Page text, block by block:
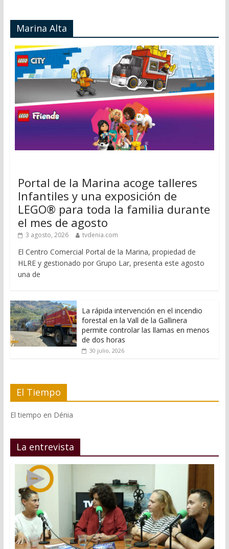
Marina Alta
Portal de la Marina acoge talleres
Infantiles y una exposición de
LEGO® para toda la familia durante
el mes de agosto
3 agosto, 2026 tvdenia.com
El Centro Comercial Portal de la Marina, propiedad de
HLRE y gestionado por Grupo Lar, presenta este agosto
una de
La rápida intervención en el incendio
forestal en la Vall de la Gallinera
permite controlar las llamas en menos
de dos horas
30 julio, 2026
El Tiempo
El tiempo en Dénia
La entrevista